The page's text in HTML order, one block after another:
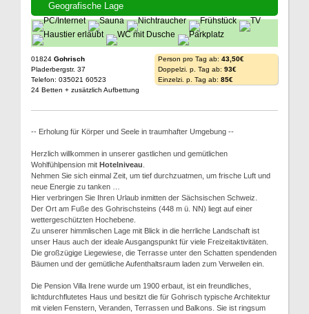
Geografische Lage
01824 Gohrisch
Pladerbergstr. 37
Telefon: 035021 60523
24 Betten + zusätzlich Aufbettung
Person pro Tag ab: 43,50€
Doppelzi. p. Tag ab: 93€
Einzelzi. p. Tag ab: 85€
-- Erholung für Körper und Seele in traumhafter Umgebung --
Herzlich willkommen in unserer gastlichen und gemütlichen
Wohlfühlpension mit Hotelniveau
Nehmen Sie sich einmal Zeit, um tief durchzuatmen, um frische Luft und
neue Energie zu tanken …
Hier verbringen Sie Ihren Urlaub inmitten der Sächsischen Schweiz.
Der Ort am Fuße des Gohrischsteins (448 m ü. NN) liegt auf einer
wettergeschützten Hochebene.
Zu unserer himmlischen Lage mit Blick in die herrliche Landschaft ist
unser Haus auch der ideale Ausgangspunkt für viele Freizeitaktivitäten.
Die großzügige Liegewiese, die Terrasse unter den Schatten spendenden
Bäumen und der gemütliche Aufenthaltsraum laden zum Verweilen ein.
Die Pension Villa Irene wurde um 1900 erbaut, ist ein freundliches,
lichtdurchflutetes Haus und besitzt die für Gohrisch typische Architektur
mit vielen Fenstern, Veranden, Terrassen und Balkons. Sie ist ringsum